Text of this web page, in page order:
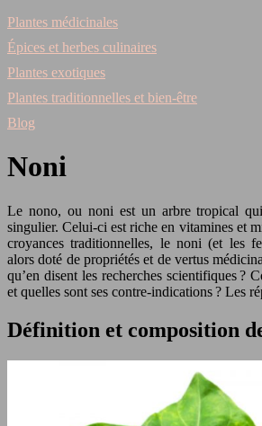
Plantes médicinales
Épices et herbes culinaires
Plantes exotiques
Plantes traditionnelles et bien-être
Blog
Noni
Le nono, ou noni est un arbre tropical
singulier. Celui-ci est riche en vitamines et
croyances traditionnelles, le noni (et les
alors doté de propriétés et de vertus
qu’en disent les recherches scientifiques ?
et quelles sont ses contre-indications ? Les
Définition et composition